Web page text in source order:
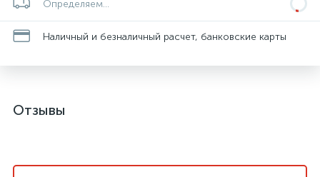
Определяем...
Наличный и безналичный расчет, банковские карты
Отзывы